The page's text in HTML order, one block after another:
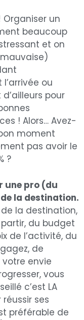
Organiser un
beaucoup
et on
ou
pour
! Alors… Avez-
moment
pas avoir le
?
une pro (du
la destination.
la destination,
du budget
de l’activité, du
de
votre envie
vous
c’est LA
ses
préférable de